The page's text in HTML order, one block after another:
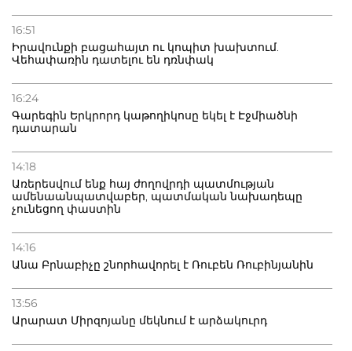
16:51
Իրավունքի բացահայտ ու կոպիտ խախտում.
Վեհափառին դատելու են դռնփակ
16:24
Գարեգին Երկրորդ կաթողիկոսը եկել է Էջմիածնի
դատարան
14:18
Առերեսվում ենք հայ ժողովրդի պատմության
ամենաանպատվաբեր, պատմական նախադեպը
չունեցող փաստին
14:16
Անա Բրնաբիչը շնորհավորել է Ռուբեն Ռուբինյանին
13:56
Արարատ Միրզոյանը մեկնում է արձակուրդ